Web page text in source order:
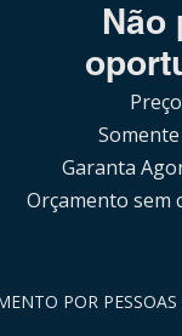
Não
Garanta
Orçamento sem
POR